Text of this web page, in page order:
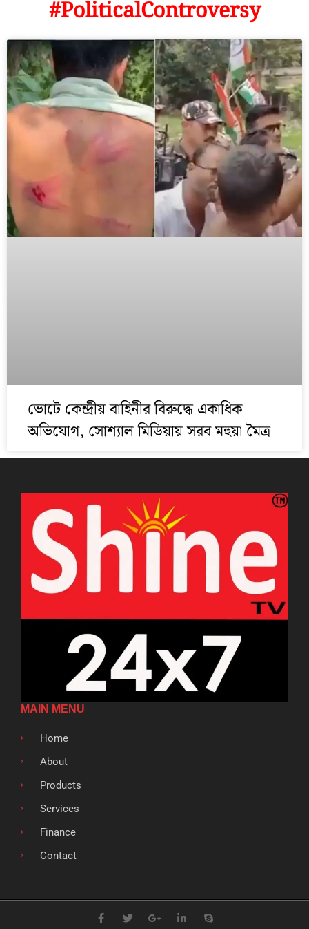
#PoliticalControversy
ভোটে কেন্দ্রীয় বাহিনীর বিরুদ্ধে একাধিক
অভিযোগ, সোশ্যাল মিডিয়ায় সরব মহুয়া মৈত্র
MAIN MENU
Home
About
Products
Services
Finance
Contact
a
c
w
i
o
o
i
n
k
y